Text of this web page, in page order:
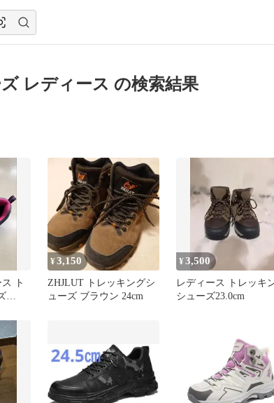
レディース の検索結果
ト
¥3,150
ZHJLUT トレッキングシ
ューズ ブラウン 24cm
¥3,500
レディース トレッキ
シューズ23.0cm